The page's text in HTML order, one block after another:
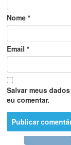
Nome *
Email *
Salvar meus
eu comentar.